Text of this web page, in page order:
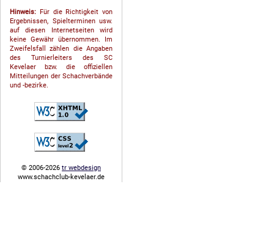
Hinweis: Für die Richtigkeit von
Ergebnissen, Spielterminen usw.
auf diesen Internetseiten wird
keine Gewähr übernommen. Im
Zweifelsfall zählen die Angaben
des Turnierleiters des SC
Kevelaer bzw. die offiziellen
Mitteilungen der Schach­ver­bände
und -bezirke.
© 2006-2026 tr webdesign
www.schachclub-kevelaer.de